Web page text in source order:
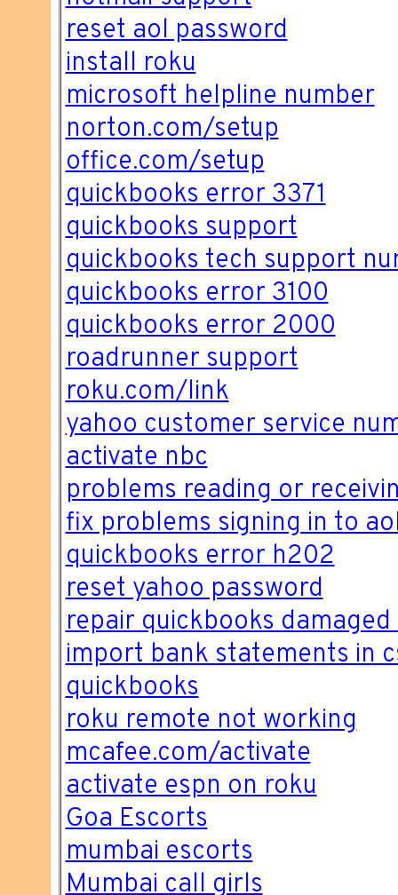
reset aol password
install roku
microsoft helpline number
norton.com/setup
office.com/setup
quickbooks error 3371
quickbooks support
quickbooks tech support
quickbooks error 3100
quickbooks error 2000
roadrunner support
roku.com/link
yahoo customer service
activate nbc
problems reading or
fix problems signing in to
quickbooks error h202
reset yahoo password
repair quickbooks
import bank statements in
quickbooks
roku remote not working
mcafee.com/activate
activate espn on roku
Goa Escorts
mumbai escorts
Mumbai call girls